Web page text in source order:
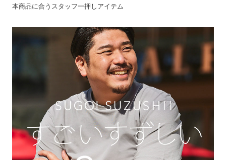
本商品に合うスタッフ一押しアイテム